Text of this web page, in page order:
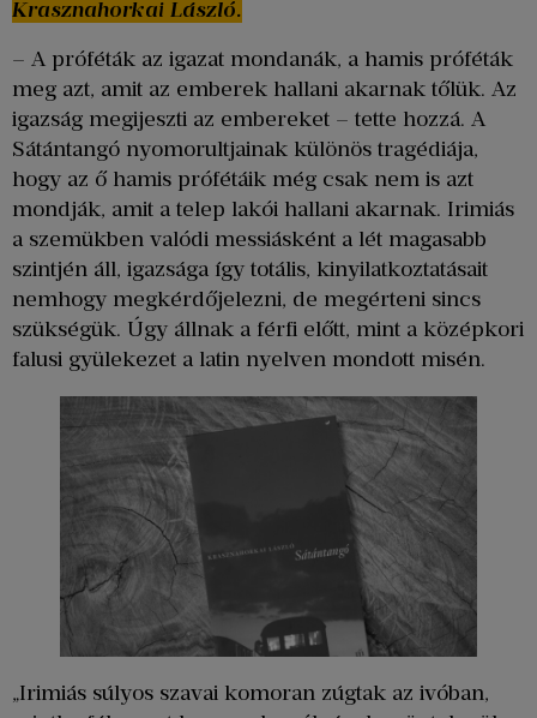
Krasznahorkai László.
– A próféták az igazat mondanák, a hamis próféták
meg azt, amit az emberek hallani akarnak tőlük. Az
igazság megijeszti az embereket – tette hozzá. A
Sátántangó nyomorultjainak különös tragédiája,
hogy az ő hamis prófétáik még csak nem is azt
mondják, amit a telep lakói hallani akarnak. Irimiás
a szemükben valódi messiásként a lét magasabb
szintjén áll, igazsága így totális, kinyilatkoztatásait
nemhogy megkérdőjelezni, de megérteni sincs
szükségük. Úgy állnak a férfi előtt, mint a középkori
falusi gyülekezet a latin nyelven mondott misén.
„Irimiás súlyos szavai komoran zúgtak az ivóban,